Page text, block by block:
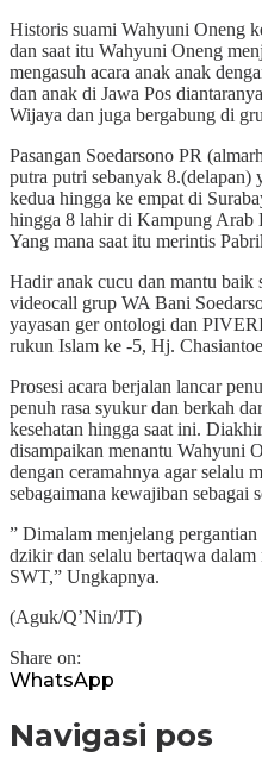
Historis suami Wahyuni Oneng
dan saat itu Wahyuni Oneng
mengasuh acara anak anak
dan anak di Jawa Pos
Wijaya dan juga bergabung di
Pasangan Soedarsono PR
putra putri sebanyak
kedua hingga ke empat di
hingga 8 lahir di Kampung Arab
Yang mana saat itu merintis
Hadir anak cucu dan mantu baik
videocall grup WA Bani
yayasan ger ontologi dan
rukun Islam ke -5, Hj.
Prosesi acara berjalan lancar
penuh rasa syukur dan berkah
kesehatan hingga saat ini.
disampaikan menantu Wahyuni
dengan ceramahnya agar selalu
sebagaimana kewajiban sebagai
” Dimalam menjelang
dzikir dan selalu bertaqwa
SWT,” Ungkapnya.
(Aguk/Q’Nin/JT)
Share on:
WhatsApp
Navigasi pos